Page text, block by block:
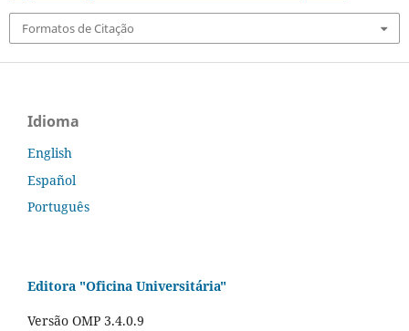
Formatos de Citação
Idioma
English
Español
Português
Editora "Oficina Universitária"
Versão OMP 3.4.0.9